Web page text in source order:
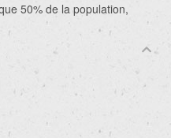
50% de la population,